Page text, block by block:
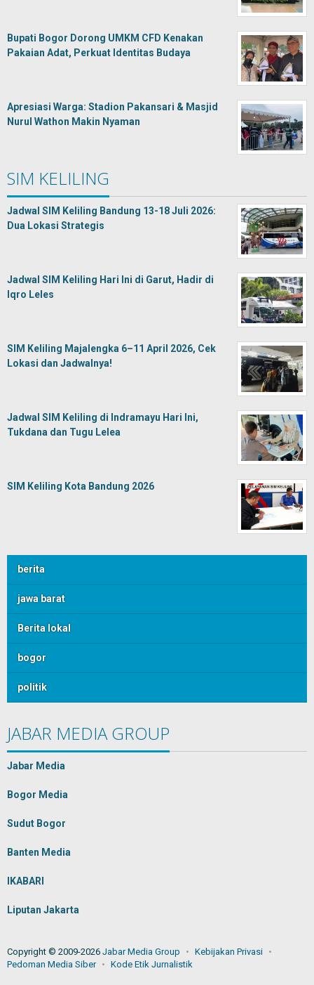
Bupati Bogor Dorong UMKM CFD Kenakan
Pakaian Adat, Perkuat Identitas Budaya
Apresiasi Warga: Stadion Pakansari & Masjid
Nurul Wathon Makin Nyaman
SIM KELILING
Jadwal SIM Keliling Bandung 13-18 Juli 2026:
Dua Lokasi Strategis
Jadwal SIM Keliling Hari Ini di Garut, Hadir di
Iqro Leles
SIM Keliling Majalengka 6–11 April 2026, Cek
Lokasi dan Jadwalnya!
Jadwal SIM Keliling di Indramayu Hari Ini,
Tukdana dan Tugu Lelea
SIM Keliling Kota Bandung 2026
berita
jawa barat
Berita lokal
bogor
politik
JABAR MEDIA GROUP
Jabar Media
Bogor Media
Sudut Bogor
Banten Media
IKABARI
Liputan Jakarta
Copyright © 2009-2026 Jabar Media Group
Kebijakan Privasi
Pedoman Media Siber
Kode Etik Jurnalistik